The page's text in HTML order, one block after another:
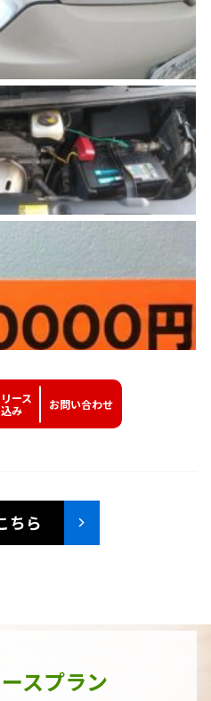
ース
み
お問い合わせ
ちら
スプラン